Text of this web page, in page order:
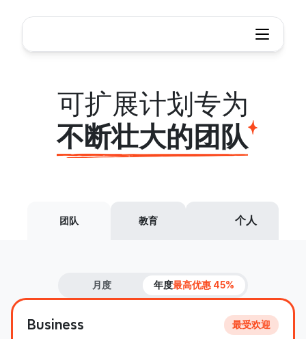
plans
可扩展计划专为
不断壮大的团队
个人
团队 教育
月度 年度最高优惠 45%
最受欢迎
Business